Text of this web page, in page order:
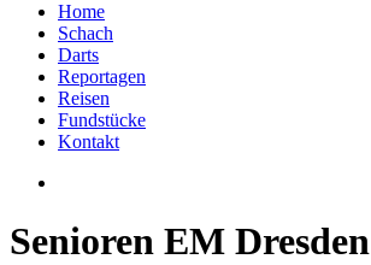
Home
Schach
Darts
Reportagen
Reisen
Fundstücke
Kontakt
Senioren EM Dresden